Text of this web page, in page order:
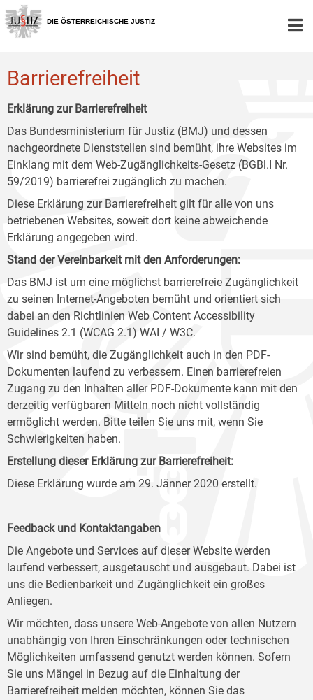
Zur
Hauptnavigation
[1]
Zum
Inhalt
[2]
Zum
Untermenü
[3]
DIE ÖSTERREICHISCHE JUSTIZ
Barrierefreiheit
Erklärung zur Barrierefreiheit
Das Bundesministerium für Justiz (BMJ) und dessen
nachgeordnete Dienststellen sind bemüht, ihre Websites im
Einklang mit dem Web-Zugänglichkeits-Gesetz (BGBl.I Nr.
59/2019) barrierefrei zugänglich zu machen.
Diese Erklärung zur Barrierefreiheit gilt für alle von uns
betriebenen Websites, soweit dort keine abweichende
Erklärung angegeben wird.
Stand der Vereinbarkeit mit den Anforderungen:
Das BMJ ist um eine möglichst barrierefreie Zugänglichkeit
zu seinen Internet-Angeboten bemüht und orientiert sich
dabei an den Richtlinien Web Content Accessibility
Guidelines 2.1 (WCAG 2.1) WAI / W3C.
Wir sind bemüht, die Zugänglichkeit auch in den PDF-
Dokumenten laufend zu verbessern. Einen barrierefreien
Zugang zu den Inhalten aller PDF-Dokumente kann mit den
derzeitig verfügbaren Mitteln noch nicht vollständig
ermöglicht werden. Bitte teilen Sie uns mit, wenn Sie
Schwierigkeiten haben.
Erstellung dieser Erklärung zur Barrierefreiheit:
Diese Erklärung wurde am 29. Jänner 2020 erstellt.
Feedback und Kontaktangaben
Die Angebote und Services auf dieser Website werden
laufend verbessert, ausgetauscht und ausgebaut. Dabei ist
uns die Bedienbarkeit und Zugänglichkeit ein großes
Anliegen.
Wir möchten, dass unsere Web-Angebote von allen Nutzern
unabhängig von Ihren Einschränkungen oder technischen
Möglichkeiten umfassend genutzt werden können. Sofern
Sie uns Mängel in Bezug auf die Einhaltung der
Barrierefreiheit melden möchten, können Sie das